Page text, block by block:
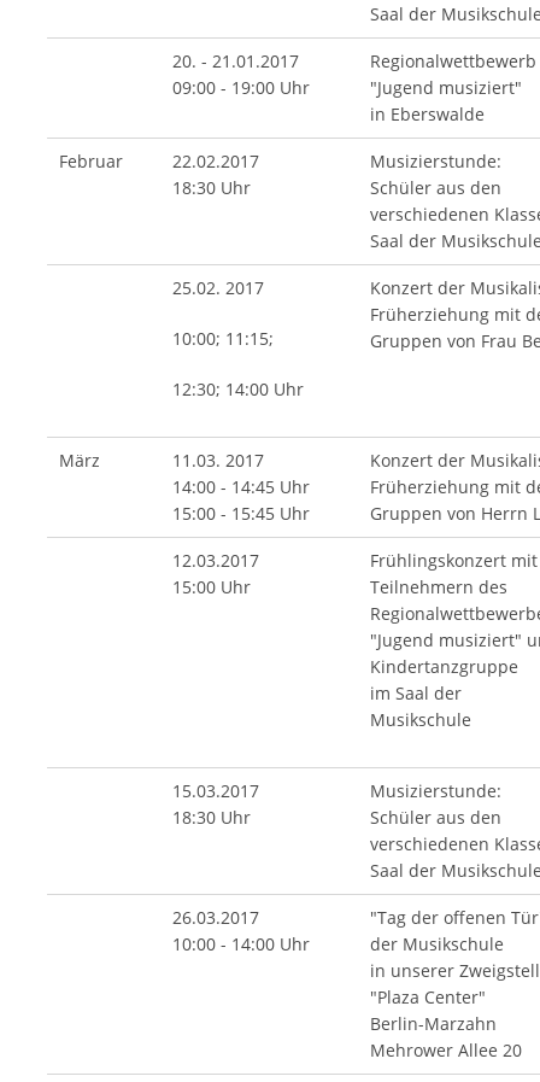
Saal der
20. - 21.01.2017
09:00 - 19:00 Uhr
Regionalwettbewerb
"Jugend musiziert"
in Eberswalde
Februar
22.02.2017
18:30 Uhr
Musizierstunde:
Schüler aus den
verschiedenen
Saal der
25.02. 2017
10:00; 11:15;
12:30; 14:00 Uhr
Konzert der
Früherziehung mit
Gruppen von Frau
März
11.03. 2017
14:00 - 14:45 Uhr
15:00 - 15:45 Uhr
Konzert der
Früherziehung mit
Gruppen von Herrn
12.03.2017
15:00 Uhr
Frühlingskonzert
Teilnehmern des
"Jugend musiziert"
Kindertanzgruppe
im Saal der
Musikschule
15.03.2017
18:30 Uhr
Musizierstunde:
Schüler aus den
verschiedenen
Saal der
26.03.2017
10:00 - 14:00 Uhr
"Tag der offenen
der Musikschule
in unserer
"Plaza Center"
Berlin-Marzahn
Mehrower Allee 20